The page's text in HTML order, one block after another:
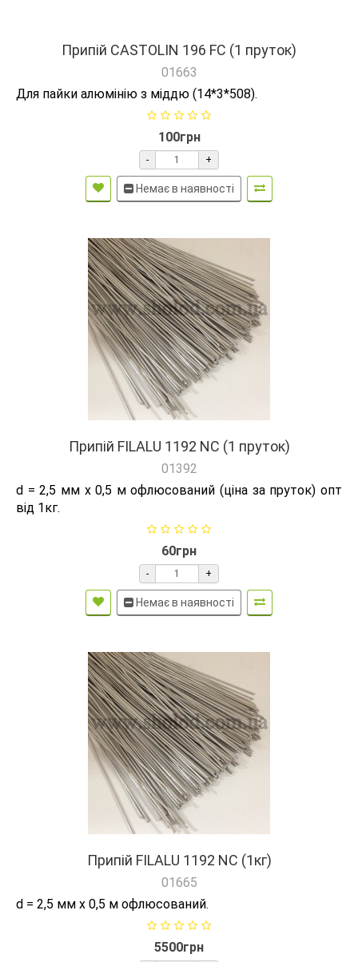
Припій CASTOLIN 196 FC (1 пруток)
01663
Для пайки алюмінію з міддю (14*3*508).
100грн
- +
Немає в наявності
Припій FILALU 1192 NC (1 пруток)
01392
d = 2,5 мм x 0,5 м офлюсований (ціна за пруток) опт
від 1кг.
60грн
- +
Немає в наявності
Припій FILALU 1192 NC (1кг)
01665
d = 2,5 мм x 0,5 м офлюсований.
5500грн